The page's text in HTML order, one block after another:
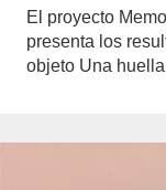
El proyecto
presenta los
objeto Una